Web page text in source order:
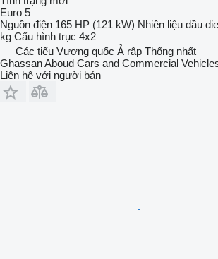
Euro 5
Nguồn điện 165 HP (121 kW) Nhiên liệu dầu
kg Cấu hình trục 4x2
Các tiểu Vương quốc Ả rập Thống nhất
Ghassan Aboud Cars and Commercial
Liên hệ với người bán